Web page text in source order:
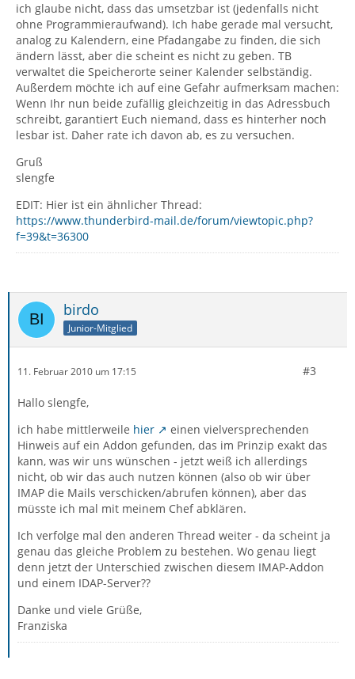
ich glaube nicht, dass das umsetzbar ist (jedenfalls nicht
ohne Programmieraufwand). Ich habe gerade mal versucht,
analog zu Kalendern, eine Pfadangabe zu finden, die sich
ändern lässt, aber die scheint es nicht zu geben. TB
verwaltet die Speicherorte seiner Kalender selbständig.
Außerdem möchte ich auf eine Gefahr aufmerksam machen:
Wenn Ihr nun beide zufällig gleichzeitig in das Adressbuch
schreibt, garantiert Euch niemand, dass es hinterher noch
lesbar ist. Daher rate ich davon ab, es zu versuchen.
Gruß
slengfe
EDIT: Hier ist ein ähnlicher Thread:
https://www.thunderbird-mail.de/forum/viewtopic.php?
f=39&t=36300
birdo
Junior-Mitglied
11. Februar 2010 um 17:15 #3
Hallo slengfe,
ich habe mittlerweile hier
einen vielversprechenden
Hinweis auf ein Addon gefunden, das im Prinzip exakt das
kann, was wir uns wünschen - jetzt weiß ich allerdings
nicht, ob wir das auch nutzen können (also ob wir über
IMAP die Mails verschicken/abrufen können), aber das
müsste ich mal mit meinem Chef abklären.
Ich verfolge mal den anderen Thread weiter - da scheint ja
genau das gleiche Problem zu bestehen. Wo genau liegt
denn jetzt der Unterschied zwischen diesem IMAP-Addon
und einem IDAP-Server??
Danke und viele Grüße,
Franziska